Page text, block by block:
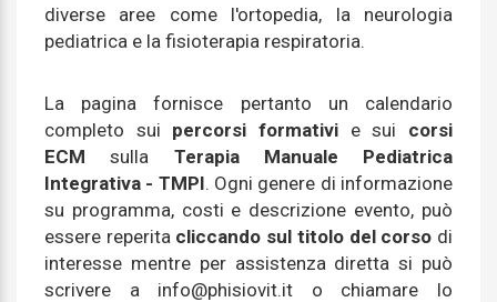
diverse aree come l'ortopedia, la neurologia
pediatrica e la fisioterapia respiratoria.
La pagina fornisce pertanto un calendario
completo sui percorsi formativi e sui corsi
ECM sulla Terapia Manuale Pediatrica
Integrativa - TMPI. Ogni genere di informazione
su programma, costi e descrizione evento, può
essere reperita cliccando sul titolo del corso di
interesse mentre per assistenza diretta si può
scrivere a info@phisiovit.it o chiamare lo